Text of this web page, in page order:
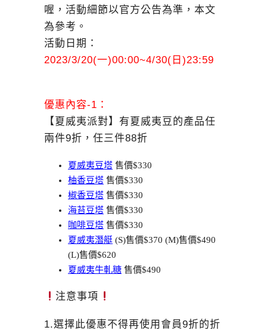
喔，活動細節以官方公告為準，本文
為參考。
活動日期：
2023/3/20(一)00:00~4/30(日)23:59
優惠內容-1：
【夏威夷派對】有夏威夷豆的產品任
兩件9折，任三件88折
夏威夷豆塔 售價$330
柚香豆塔 售價$330
椒香豆塔 售價$330
海苔豆塔 售價$330
咖啡豆塔 售價$330
夏威夷潛艇 (S)售價$370 (M)售價$490
(L)售價$620
夏威夷牛軋糖 售價$490
注意事項
1.選擇此優惠不得再使用會員9折的折